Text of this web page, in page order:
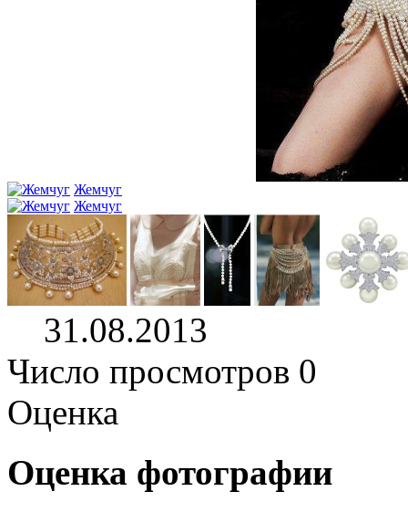
Жемчуг
Жемчуг
31.08.2013
Число просмотров 0
Оценка
Оценка фотографии